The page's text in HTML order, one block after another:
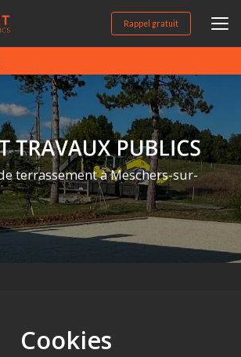
Rappel gratuit
terrassement à Meschers-sur-
Cookies